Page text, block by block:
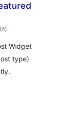
(6puntuacions
totals
)
Widget
type)